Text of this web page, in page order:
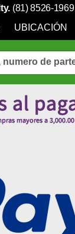
(81) 8526-1969
UBICACIÓN